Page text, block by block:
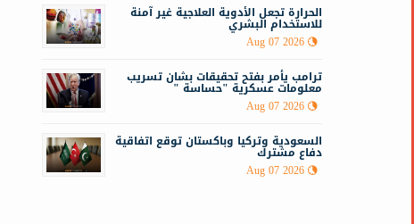
الحرارة تجعل الأدوية العلاجية غير آمنة
للاستخدام البشري
Aug 07 2026
ترامب يأمر بفتح تحقيقات بشان تسريب
معلومات عسكرية "حساسة "
Aug 07 2026
السعودية وتركيا وباكستان توقع اتفاقية
دفاع مشترك
Aug 07 2026